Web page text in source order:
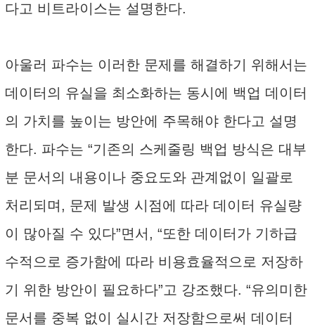
다고 비트라이스는 설명한다.
아울러 파수는 이러한 문제를 해결하기 위해서는
데이터의 유실을 최소화하는 동시에 백업 데이터
의 가치를 높이는 방안에 주목해야 한다고 설명
한다. 파수는 “기존의 스케줄링 백업 방식은 대부
분 문서의 내용이나 중요도와 관계없이 일괄로
처리되며, 문제 발생 시점에 따라 데이터 유실량
이 많아질 수 있다”면서, “또한 데이터가 기하급
수적으로 증가함에 따라 비용효율적으로 저장하
기 위한 방안이 필요하다”고 강조했다. “유의미한
문서를 중복 없이 실시간 저장함으로써 데이터